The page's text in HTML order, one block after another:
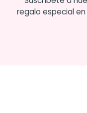
regalo especial